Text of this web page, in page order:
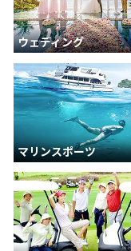
ウェディング
マリンスポーツ